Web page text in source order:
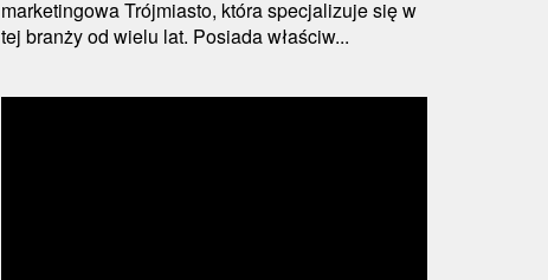
marketingowa Trójmiasto, która specjalizuje się w
tej branży od wielu lat. Posiada właściw...